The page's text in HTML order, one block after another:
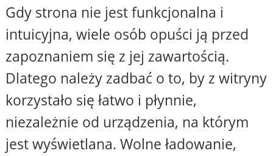
Gdy strona nie jest funkcjonalna i
intuicyjna, wiele osób opuści ją przed
zapoznaniem się z jej zawartością.
Dlatego należy zadbać o to, by z witryny
korzystało się łatwo i płynnie,
niezależnie od urządzenia, na którym
jest wyświetlana. Wolne ładowanie,